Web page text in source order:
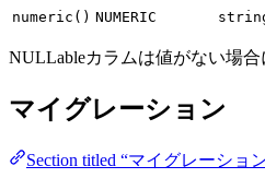
numeric() NUMERIC
NULLableカラムは値がない場合
マイグレーション
Section titled “マイグレーショ